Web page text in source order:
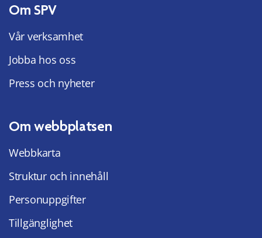
Om SPV
Vår verksamhet
Jobba hos oss
Press och nyheter
Om webbplatsen
Webbkarta
Struktur och innehåll
Personuppgifter
Tillgänglighet